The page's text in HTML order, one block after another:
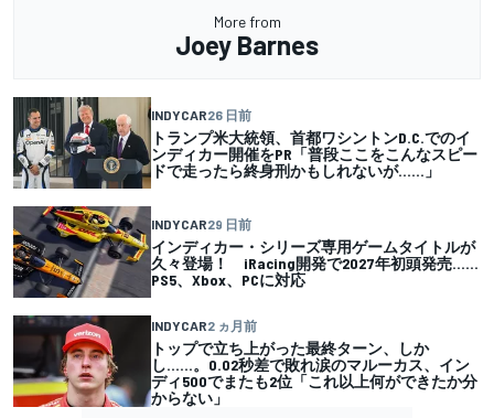
More from
Joey Barnes
INDYCAR26 日前
トランプ米大統領、首都ワシントンD.C.でのイ
ンディカー開催をPR「普段ここをこんなスピー
ドで走ったら終身刑かもしれないが……」
INDYCAR29 日前
インディカー・シリーズ専用ゲームタイトルが
久々登場！ iRacing開発で2027年初頭発売……
PS5、Xbox、PCに対応
INDYCAR2 ヵ月前
トップで立ち上がった最終ターン、しか
し……。0.02秒差で敗れ涙のマルーカス、イン
ディ500でまたも2位「これ以上何ができたか分
からない」